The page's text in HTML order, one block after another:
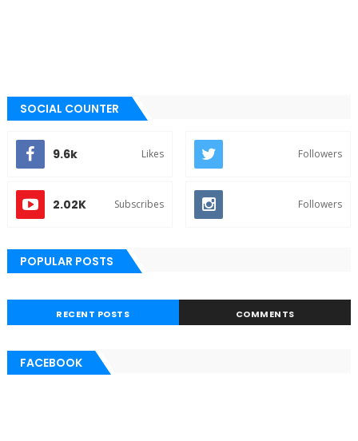
SOCIAL COUNTER
9.6k Likes Followers
2.02K Subscribes Followers
POPULAR POSTS
RECENT POSTS COMMENTS
FACEBOOK